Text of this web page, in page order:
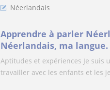
Néerlandais
Apprendre à parler
Néerlandais, ma langue.
Aptitudes et expériences Je suis
travailler avec les enfants et les